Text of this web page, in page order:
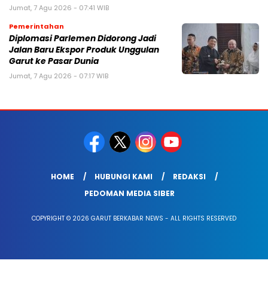
Jumat, 7 Agu 2026 - 07:41 WIB
Pemerintahan
Diplomasi Parlemen Didorong Jadi
Jalan Baru Ekspor Produk Unggulan
Garut ke Pasar Dunia
Jumat, 7 Agu 2026 - 07:17 WIB
HOME HUBUNGI KAMI
REDAKSI
PEDOMAN MEDIA SIBER
COPYRIGHT © 2026 GARUT BERKABAR NEWS - ALL RIGHTS RESERVED